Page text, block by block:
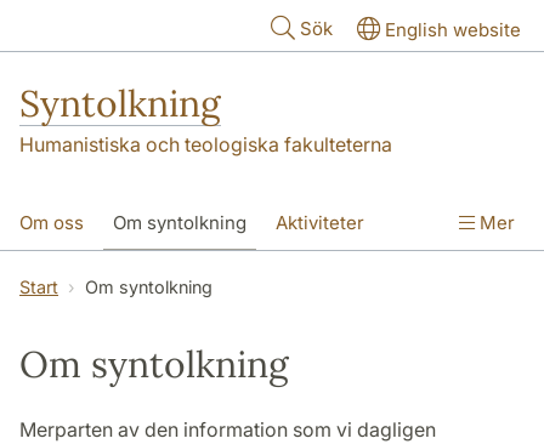
Sök English website
Syntolkning
Humanistiska och teologiska fakulteterna
Om oss Om syntolkning Aktiviteter
Forskningsprojekt
Mer
Start Om syntolkning
Om syntolkning
Merparten av den information som vi dagligen